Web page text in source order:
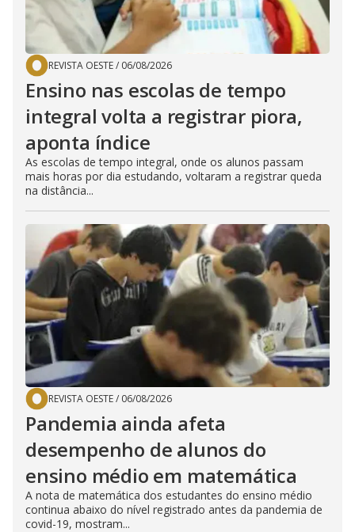
REVISTA OESTE/ 06/08/2026
Ensino nas escolas de tempo
integral volta a registrar piora,
aponta índice
As escolas de tempo integral, onde os alunos passam
mais horas por dia estudando, voltaram a registrar queda
na distância...
REVISTA OESTE/ 06/08/2026
Pandemia ainda afeta
desempenho de alunos do
ensino médio em matemática
A nota de matemática dos estudantes do ensino médio
continua abaixo do nível registrado antes da pandemia de
covid-19, mostram...